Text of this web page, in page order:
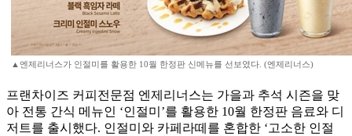
▲엔제리너스가 인절미를 활용한 10월 한정판 신메뉴를 선보였다. (엔제리너스)
프랜차이즈 커피전문점 엔제리너스는 가을과 추석 시즌을 맞
아 전통 간식 메뉴인 ‘인절미’를 활용한 10월 한정판 음료와 디
저트를 출시했다. 인절미와 카페라떼를 혼합한 ‘고소한 인절